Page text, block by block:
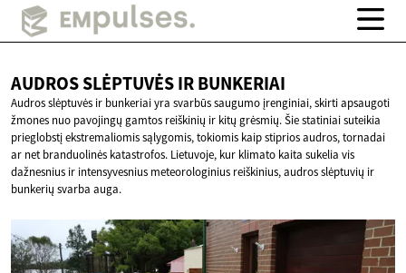
AUDROS SLĖPTUVĖSIR BUNKERIAI
Audros slėptuvės ir bunkeriai yra svarbūs saugumo įrenginiai, skirti apsaugoti
žmones nuo pavojingų gamtos reiškinių ir kitų grėsmių. Šie statiniai suteikia
prieglobstį ekstremaliomis sąlygomis, tokiomis kaip stiprios audros, tornadai
ar net branduolinės katastrofos. Lietuvoje, kur klimato kaita sukelia vis
dažnesnius ir intensyvesnius meteorologinius reiškinius, audros slėptuvių ir
bunkerių svarba auga.